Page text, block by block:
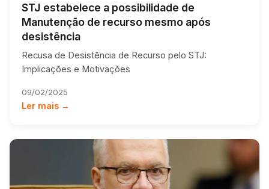
STJ estabelece a possibilidade de
Manutenção de recurso mesmo após
desistência
Recusa de Desistência de Recurso pelo STJ:
Implicações e Motivações
09/02/2025
Ler mais →